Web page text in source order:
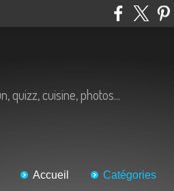
quizz, cuisine, photos...
Accueil Catégories